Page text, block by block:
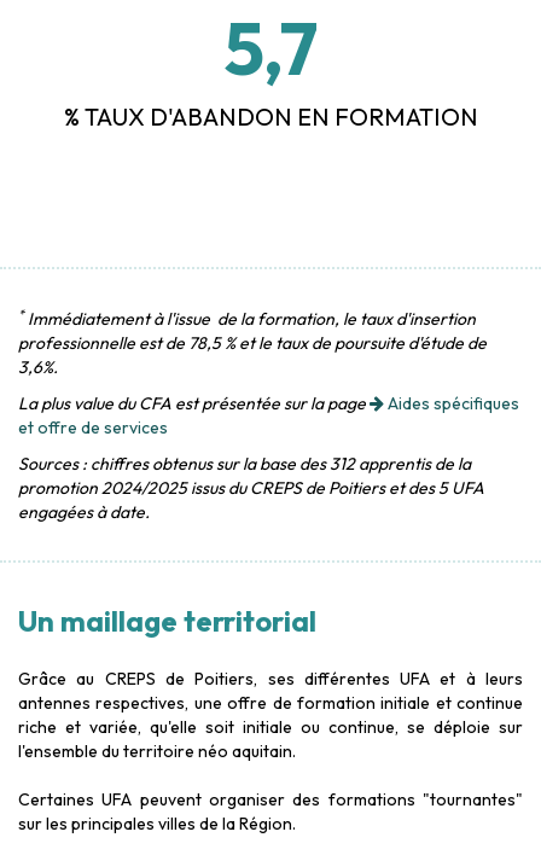
5,7
% TAUX D'ABANDON EN FORMATION
*Immédiatement à l'issue de la formation, le taux d'insertion
professionnelle est de 78,5 % et le taux de poursuite d'étude de
3,6%.
La plus value du CFA est présentée sur la page
Aides spécifiques
et offre de services
Sources : chiffres obtenus sur la base des 312 apprentis de la
promotion 2024/2025 issus du CREPS de Poitiers et des 5 UFA
engagées à date.
Un maillage territorial
Grâce au CREPS de Poitiers, ses différentes UFA et à leurs
antennes respectives, une offre de formation initiale et continue
riche et variée, qu'elle soit initiale ou continue, se déploie sur
l'ensemble du territoire néo aquitain.
Certaines UFA peuvent organiser des formations "tournantes"
sur les principales villes de la Région.